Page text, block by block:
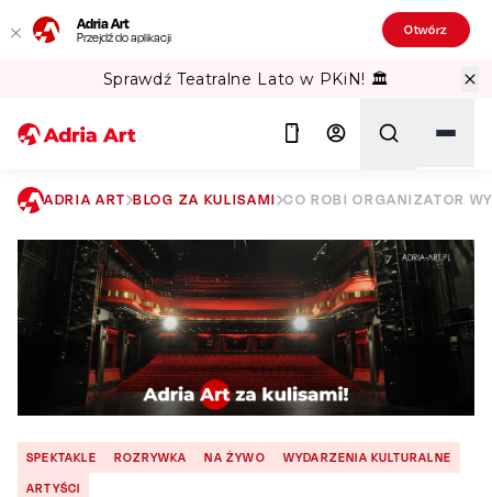
Adria Art
Przejdź do aplikacji Otwórz
Sprawdź Teatralne Lato w PKiN! 🏛️
Szukaj
ADRIA ART BLOG ZA KULISAMI CO ROBI ORGANIZATOR
SPEKTAKLE ROZRYWKA NA ŻYWO
WYDARZENIA KULTURALNE
ARTYŚCI